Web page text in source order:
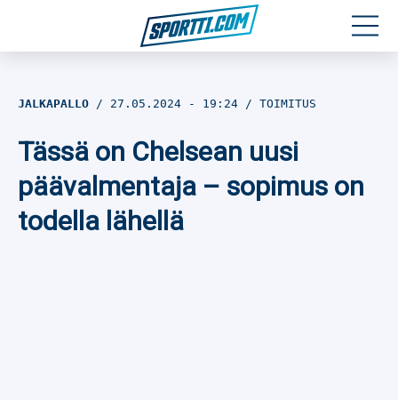
Jalkapallo
Yleisurheilu
JALKAPALLO 27.05.2024 - 19:24 TOIMITUS
Tässä on Chelsean uusi
päävalmentaja – sopimus on
todella lähellä